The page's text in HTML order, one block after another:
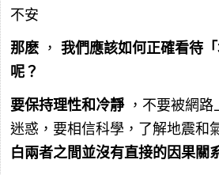
不安
那麽 ， 我們應該如何正確看待
呢？
要保持理性和冷靜 ，不要被網
迷惑，要相信科學，了解地震和
白兩者之間並沒有直接的因果關